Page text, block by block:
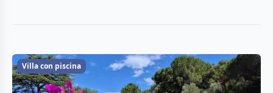
Villa con piscina